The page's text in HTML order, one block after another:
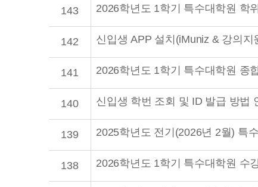
143 2026학년도 1학기 특수대학원 학
142 신입생 APP 설치(iMuniz & 강의지
141 2026학년도 1학기 특수대학원 종
140 신입생 학번 조회 및 ID 발급 방법
139 2025학년도 전기(2026년 2월) 특
138 2026학년도 1학기 특수대학원 수